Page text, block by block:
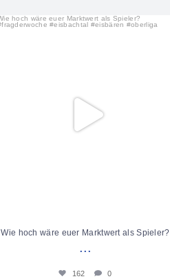
sportfreunde_eisbachtal
Wie hoch wäre euer Marktwert als Spieler?
...
162 0